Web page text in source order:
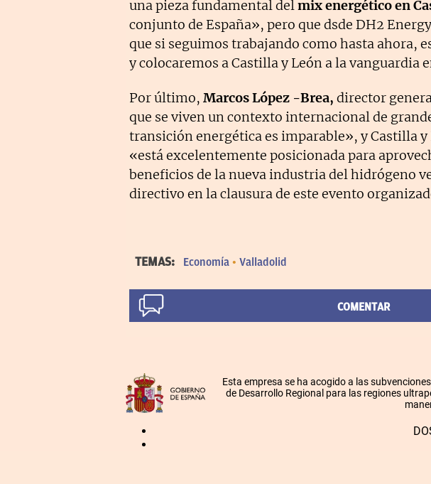
una pieza fundamental delmix energético en
conjunto de España», pero que dsde DH2
que si seguimos trabajando como hasta ahora,
y colocaremos a Castilla y León a la vanguardia
Por último, Marcos López -Brea, director
que se viven un contexto internacional de
transición energética es imparable», y Castilla y
«está excelentemente posicionada para
beneficios de la nueva industria del hidrógeno
directivo en la clausura de este evento
TEMAS: Economía Valladolid
COMENTAR
Esta empresa se ha acogido a las
de Desarrollo Regional para las regiones